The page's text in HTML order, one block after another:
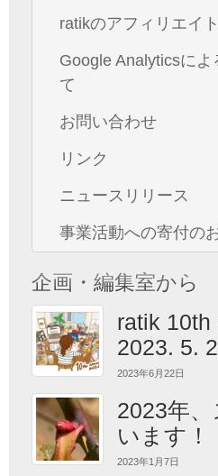
ratikのアフィリエイ
Google Analyticsに
て
お問い合わせ
リンク
ニュースリリース
事業活動への寄付の
企画・編集室から
ratik
2023. 5. 2
2023年6月22日
2023年
います！
2023年1月7日